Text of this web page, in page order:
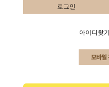
로그인
아이디찾기